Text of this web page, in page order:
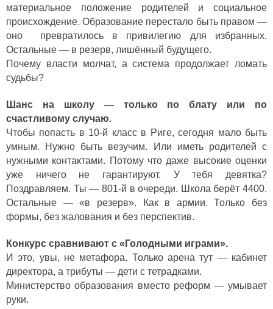
материальное положение родителей и социальное
происхождение. Образование перестало быть правом —
оно превратилось в привилегию для избранных.
Остальные — в резерв, лишённый будущего.
Почему власти молчат, а система продолжает ломать
судьбы?
Шанс на школу — только по блату или по
счастливому случаю.
Чтобы попасть в 10-й класс в Риге, сегодня мало быть
умным. Нужно быть везучим. Или иметь родителей с
нужными контактами. Потому что даже высокие оценки
уже ничего не гарантируют. У тебя девятка?
Поздравляем. Ты — 801-й в очереди. Школа берёт 4400.
Остальные — «в резерв». Как в армии. Только без
формы, без жалования и без перспектив.
Конкурс сравнивают с «Голодными играми».
И это, увы, не метафора. Только арена тут — кабинет
директора, а трибуты — дети с тетрадками.
Министерство образования вместо реформ — умывает
руки.